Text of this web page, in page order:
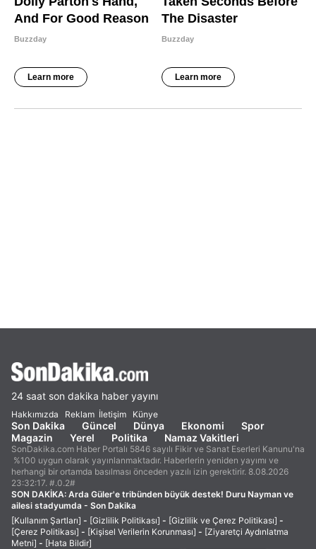
24 saat son dakika haber yayını
Hakkımızda Reklam İletişim Künye
Son Dakika Güncel Dünya Ekonomi
Spor
Magazin
Yerel Politika Namaz Vakitleri
SonDakika.com Haber Portalı 5846 sayılı Fikir ve Sanat Eserleri Kanunu'na
%100 uygun olarak yayınlanmaktadır. Haberlerin yeniden yayımı ve
herhangi bir ortamda basılması önceden yazılı izin gerektirir. 8.08.2026
23:32:17. #.0.2#
SON DAKİKA: Arda Güler'e tribünden büyük destek! Duru Nayman ve
ailesi stadyumda - Son Dakika
[Kullanım Şartları] - [Gizlilik Politikası] - [Gizlilik ve Çerez Politikası] -
[Çerez Politikası] - [Kişisel Verilerin Korunması] - [Ziyaretçi Aydınlatma
Metni] - [Hata Bildir]